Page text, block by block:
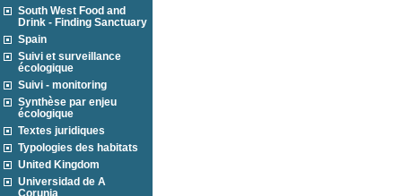
South West Food and
Drink - Finding Sanctuary
Spain
Suivi et surveillance
écologique
Suivi - monitoring
Synthèse par enjeu
écologique
Textes juridiques
Typologies des habitats
United Kingdom
Universidad de A
Corunia